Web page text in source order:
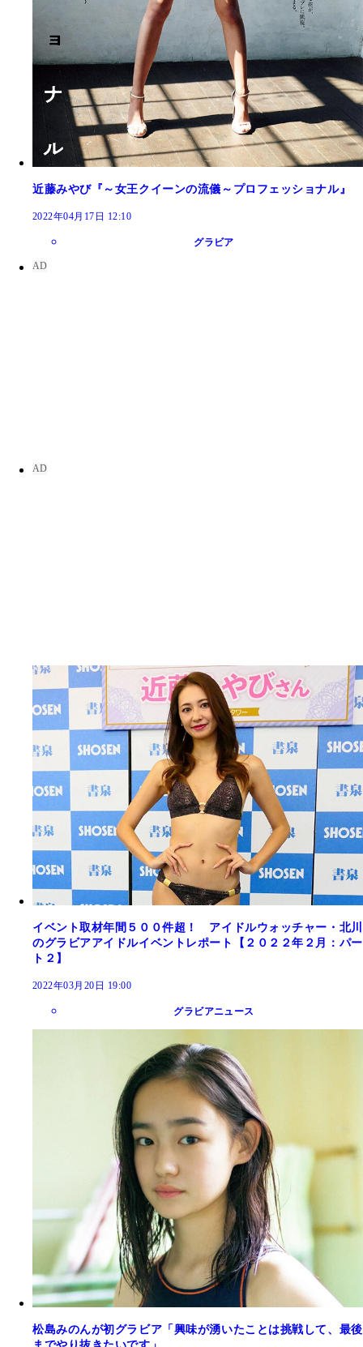
近藤みやび『～女王クイーンの流儀～プロフェッショナル』
2022年04月17日 12:10
グラビア
イベント取材年間５００件超！ アイドルウォッチャー・北川
のグラビアアイドルイベントレポート【２０２２年２月：パー
ト２】
2022年03月20日 19:00
グラビアニュース
松島みのんが初グラビア「興味が湧いたことは挑戦して、最後